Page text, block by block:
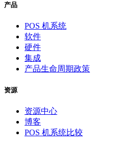
产品
POS 机系统
软件
硬件
集成
产品生命周期政策
资源
资源中心
博客
POS 机系统比较